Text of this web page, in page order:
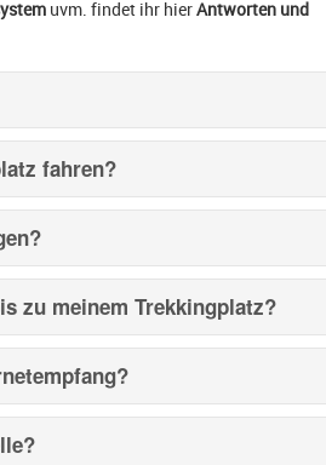
uvm. findet ihr hierAntworten und
fahren?
zu meinem Trekkingplatz?